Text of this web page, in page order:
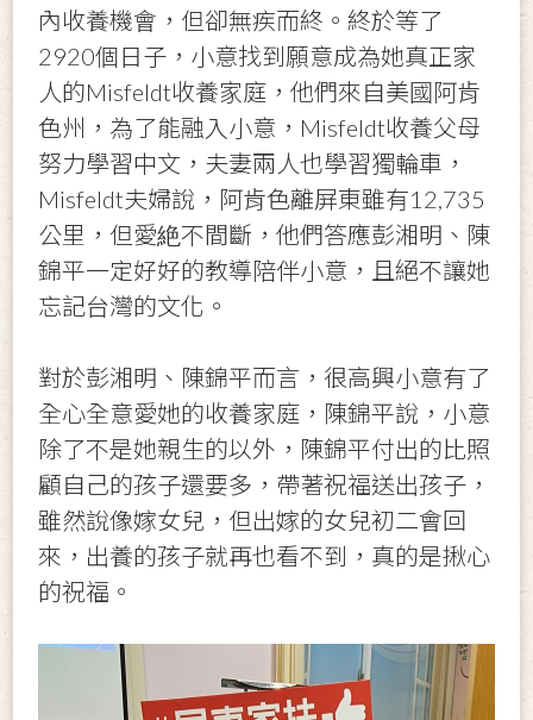
內收養機會，但卻無疾而終。終於等了
2920個日子，小意找到願意成為她真正家
人的Misfeldt收養家庭，他們來自美國阿肯
色州，為了能融入小意，Misfeldt收養父母
努力學習中文，夫妻兩人也學習獨輪車，
Misfeldt夫婦說，阿肯色離屏東雖有12,735
公里，但愛絶不間斷，他們答應彭湘明、陳
錦平一定好好的教導陪伴小意，且絕不讓她
忘記台灣的文化。
對於彭湘明、陳錦平而言，很高興小意有了
全心全意愛她的收養家庭，陳錦平說，小意
除了不是她親生的以外，陳錦平付出的比照
顧自己的孩子還要多，帶著祝福送出孩子，
雖然說像嫁女兒，但出嫁的女兒初二會回
來，出養的孩子就再也看不到，真的是揪心
的祝福。